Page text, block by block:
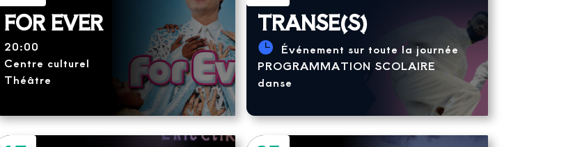
FOR EVER
20:00
Centre culturel
Théâtre
TRANSE(S)
Événement sur toute la journée
PROGRAMMATION SCOLAIRE
danse